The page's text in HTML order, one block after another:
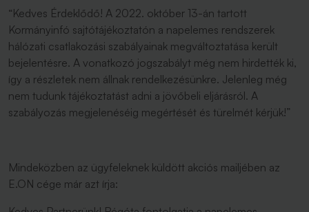
“Kedves Érdeklődő! A 2022. október 13-án tartott
Kormányinfó sajtótájékoztatón a napelemes rendszerek
hálózati csatlakozási szabályainak megváltoztatása került
bejelentésre. A vonatkozó jogszabályt még nem hirdették ki,
így a részletek nem állnak rendelkezésünkre. Jelenleg még
nem tudunk tájékoztatást adni a jövőbeli eljárásról. A
szabályozás megjelenéséig megértését és türelmét kérjük!”
Mindeközben az ügyfeleknek küldött akciós mailjében az
E.ON cége már azt írja: